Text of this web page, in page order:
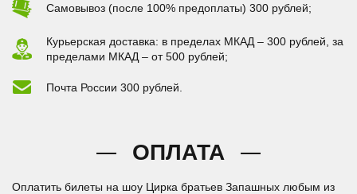
Самовывоз (после 100% предоплаты) 300 рублей;
Курьерская доставка: в пределах МКАД – 300 рублей, за
пределами МКАД – от 500 рублей;
Почта России 300 рублей.
ОПЛАТА
Оплатить билеты на шоу Цирка братьев Запашных любым из